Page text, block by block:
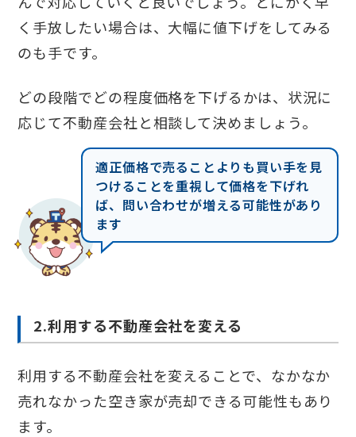
く手放したい場合は、大幅に値下げをしてみる
のも手です。
どの段階でどの程度価格を下げるかは、状況に
応じて不動産会社と相談して決めましょう。
適正価格で売ることよりも買い手を見
つけることを重視して価格を下げれ
ば、問い合わせが増える可能性があり
ます
2.利用する不動産会社を変える
利用する不動産会社を変えることで、なかなか
売れなかった空き家が売却できる可能性もあり
ます。